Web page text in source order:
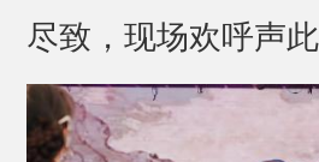
尽致，现场欢呼声此